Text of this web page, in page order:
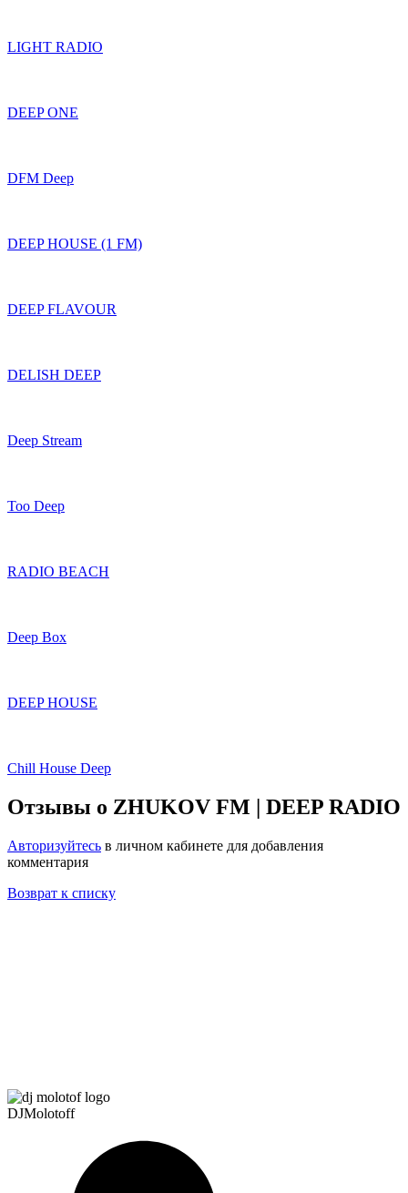
LIGHT RADIO
DEEP ONE
DFM Deep
DEEP HOUSE (1 FM)
DEEP FLAVOUR
DELISH DEEP
Deep Stream
Too Deep
RADIO BEACH
Deep Box
DEEP HOUSE
Chill House Deep
Отзывы о ZHUKOV FM | DEEP RADIO
Авторизуйтесь в личном кабинете для добавления
комментария
Возврат к списку
DJMolotoff